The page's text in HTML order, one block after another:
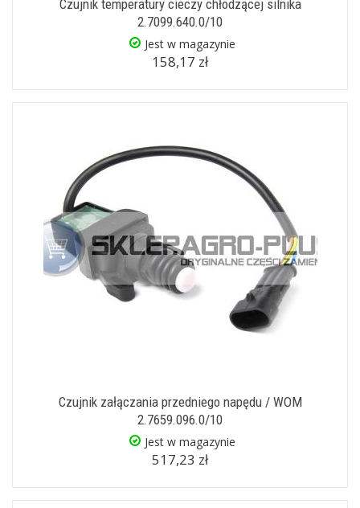
Czujnik temperatury cieczy chłodzącej silnika
2.7099.640.0/10
Jest w magazynie
158,17 zł
Czujnik załączania przedniego napędu / WOM
2.7659.096.0/10
Jest w magazynie
517,23 zł